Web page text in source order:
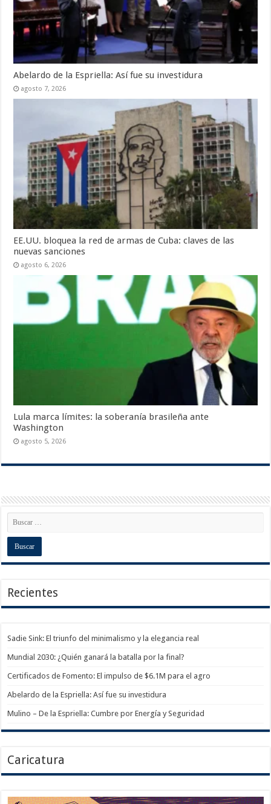
Abelardo de la Espriella: Así fue su investidura
agosto 7, 2026
EE.UU. bloquea la red de armas de Cuba: claves de las
nuevas sanciones
agosto 6, 2026
Lula marca límites: la soberanía brasileña ante
Washington
agosto 5, 2026
Recientes
Sadie Sink: El triunfo del minimalismo y la elegancia real
Mundial 2030: ¿Quién ganará la batalla por la final?
Certificados de Fomento: El impulso de $6.1M para el agro
Abelardo de la Espriella: Así fue su investidura
Mulino – De la Espriella: Cumbre por Energía y Seguridad
Caricatura